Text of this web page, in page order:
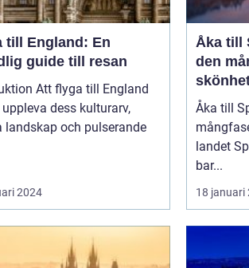
till England: En
guide till resan
Att flyga till England
dess kulturarv,
landskap och pulserande
2024
Åka till
den
Åka till
landet Spanien, ett land som inte
bar...
18 januari